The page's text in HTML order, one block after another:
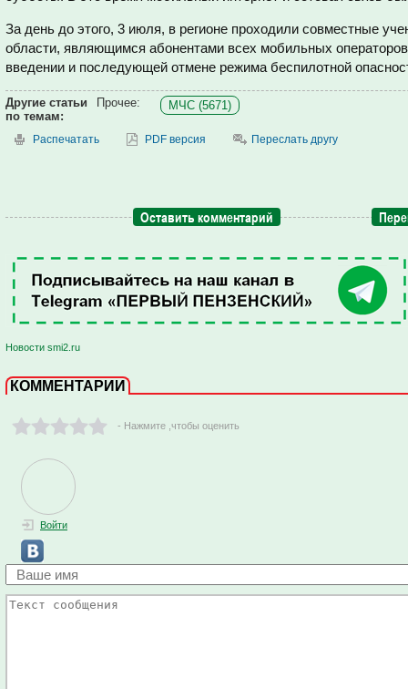
За день до этого, 3 июля, в регионе проходили совместные
области, являющимся абонентами всех мобильных
введении и последующей отмене режима беспилотной
Другие статьи
по темам:
Прочее: МЧС (5671)
Распечатать PDF версия Переслать другу
Оставить комментарий
Новости smi2.ru
КОММЕНТАРИИ
- Нажмите ,чтобы оценить
Войти